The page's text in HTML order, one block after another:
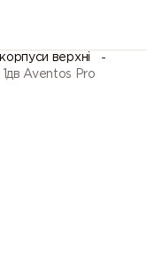
верхні
Aventos Pro